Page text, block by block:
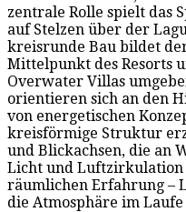
zentrale Rolle spielt das
auf Stelzen über der
kreisrunde Bau bildet
Mittelpunkt des Resorts
Overwater Villas
orientieren sich an den
von energetischen
kreisförmige Struktur
und Blickachsen, die an
Licht und Luftzirkulation
räumlichen Erfahrung –
die Atmosphäre im Laufe